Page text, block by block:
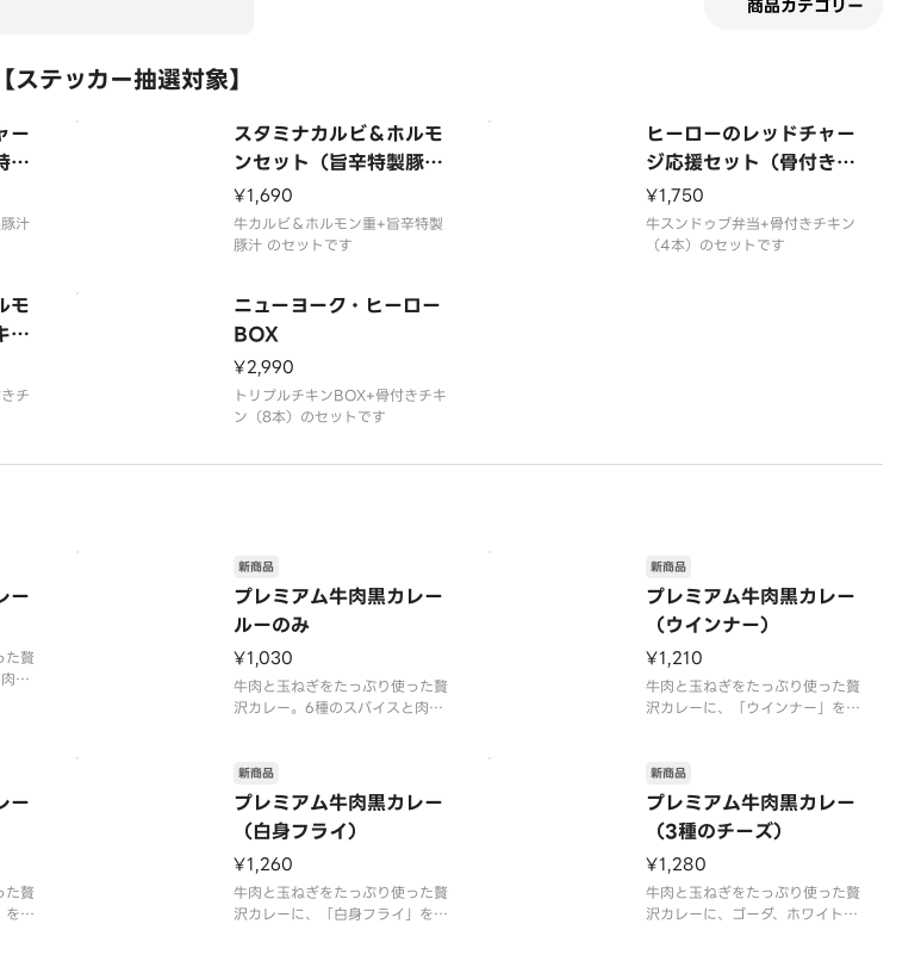
商品カテゴリー
テッカー抽選対象】
ー
製
汁
スタミナカルビ＆ホルモ
ンセット（旨辛特製豚
汁）
¥1,690
牛カルビ＆ホルモン重+旨辛特製
豚汁 のセットです
ヒーローのレッドチャー
ジ応援セット（骨付きチ
キン（4本））
¥1,750
牛スンドゥブ弁当+骨付きチキン
（4本）のセットです
モ
ン
チ
ニューヨーク・ヒーロー
BOX
¥2,990
トリプルチキンBOX+骨付きチキ
ン（8本）のセットです
ー
た贅
や
生
と
ま
プレミアム牛肉黒カレー
ルーのみ
新商品
¥1,030
牛肉と玉ねぎをたっぷり使った贅
沢カレー。6種のスパイスと肉や
す。ローストオニオンペースト
と、隠し味にチーズや北海道産生
クリームを使うことで深いコクと
まろやかさにこだわりました。付
属の「辛旨カレースパイス
プレミアム牛肉黒カレー
（ウインナー）
新商品
¥1,210
牛肉と玉ねぎをたっぷり使った贅
沢カレーに、「ウインナー」をト
だ、スパイシーでコク旨な味わい
が特長です。ローストオニオンペ
ーストと、隠し味にチーズや北海
道産生クリームを使うことで深い
コクとまろやかさにこだ
ー
た贅
をト
プレミアム牛肉黒カレー
（白身フライ）
新商品
¥1,260
牛肉と玉ねぎをたっぷり使った贅
沢カレーに、「白身フライ」をト
プレミアム牛肉黒カレー
（3種のチーズ）
新商品
¥1,280
牛肉と玉ねぎをたっぷり使った贅
沢カレーに、ゴーダ、ホワイトチ